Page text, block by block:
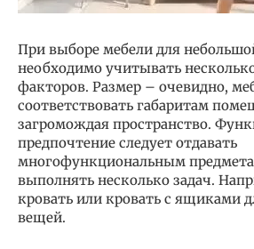
При выборе мебели для
необходимо учитывать
факторов. Размер – очевидно,
соответствовать габаритам
загромождая пространство.
предпочтение следует отдавать
многофункциональным
выполнять несколько задач.
кровать или кровать с ящиками
вещей.